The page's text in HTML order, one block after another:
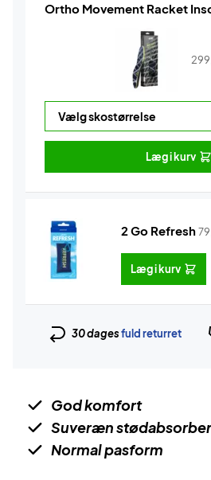
Ortho Movement Racket
Læg i kurv
2 Go Refresh
Læg i kurv
30 dagesfuld returret
God komfort
Suveræn
Normal pasform